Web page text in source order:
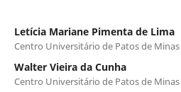
Letícia Mariane Pimenta de Lima
Centro Universitário de Patos de
Walter Vieira da Cunha
Centro Universitário de Patos de